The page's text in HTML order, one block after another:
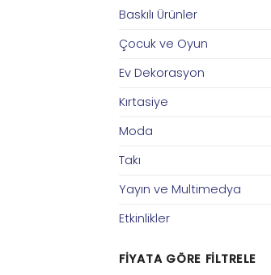
Baskılı Ürünler
Çocuk ve Oyun
Ev Dekorasyon
Kırtasiye
Moda
Takı
Yayın ve Multimedya
Etkinlikler
FIYATA GÖRE FILTRELE